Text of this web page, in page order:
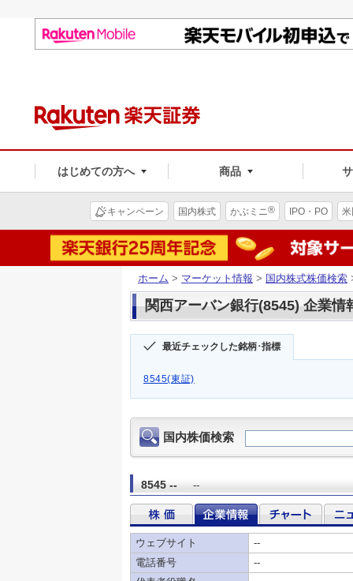
はじめての方へ 商品
キャンペーン 国内株式 かぶミニ® IPO・PO
ホーム > マーケット情報 > 国内株式株価検索
関西アーバン銀行(8545) 企業情
最近チェックした銘柄･指標
8545(東証)